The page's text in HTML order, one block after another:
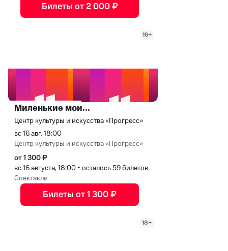
Билеты от 2 000 ₽
16+
Миленькие мои...
Центр культуры и искусства «Прогресс»
вс 16 авг, 18:00
Центр культуры и искусства «Прогресс»
от 1 300 ₽
вс 16 августа, 18:00 • осталось 59 билетов
Спектакли
Билеты от 1 300 ₽
18+